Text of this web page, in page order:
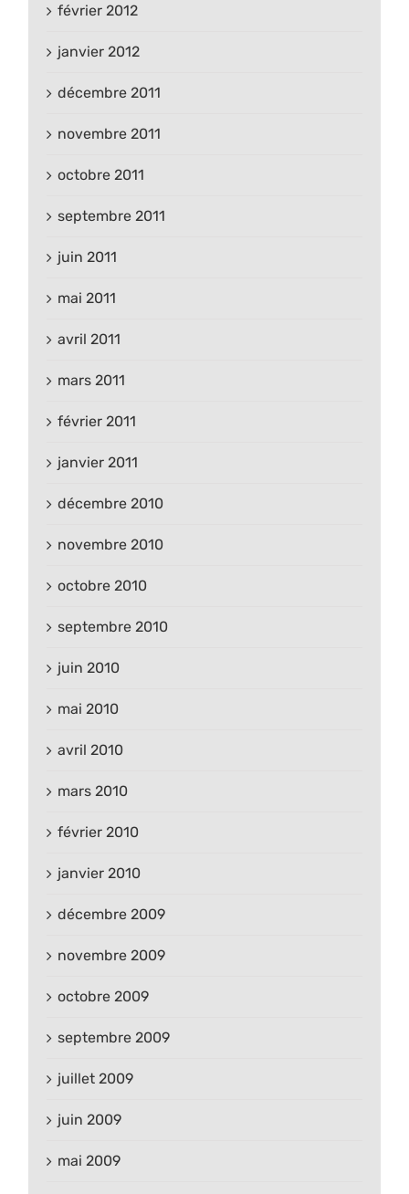
février 2012
janvier 2012
décembre 2011
novembre 2011
octobre 2011
septembre 2011
juin 2011
mai 2011
avril 2011
mars 2011
février 2011
janvier 2011
décembre 2010
novembre 2010
octobre 2010
septembre 2010
juin 2010
mai 2010
avril 2010
mars 2010
février 2010
janvier 2010
décembre 2009
novembre 2009
octobre 2009
septembre 2009
juillet 2009
juin 2009
mai 2009